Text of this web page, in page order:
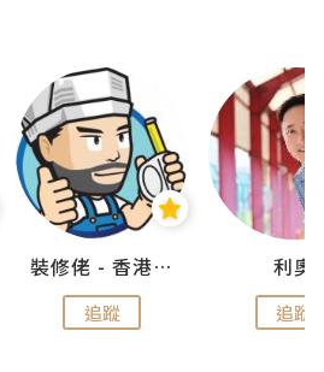
裝修佬 - 香港一站式網上裝修平台
追蹤
利奧
追蹤